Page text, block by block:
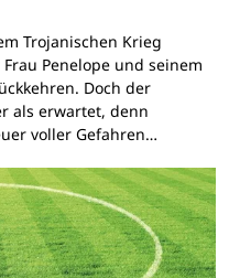
Trojanischen Krieg
Penelope und seinem
Doch der
als erwartet, denn
voller Gefahren…